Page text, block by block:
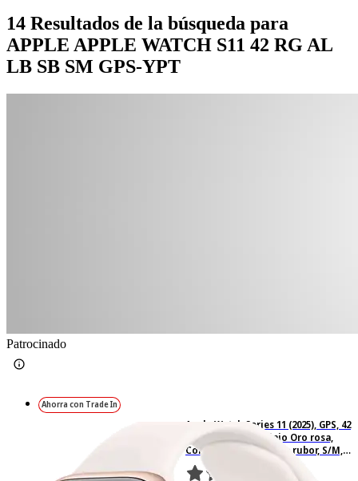
14 Resultados de la búsqueda para
APPLE APPLE WATCH S11 42 RG AL
LB SB SM GPS-YPT
Patrocinado
Ahorra con Trade In
Apple Watch Series 11 (2025), GPS, 42
mm, Caja de aluminio Oro rosa,
Correa deportiva Rosa rubor, S/M,
Calidad del sueño, 24h Autonomía